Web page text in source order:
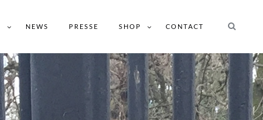
NEWS PRESSE SHOP CONTACT